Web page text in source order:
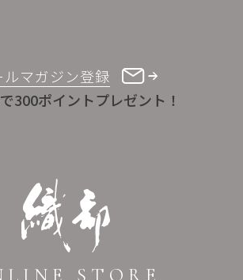
ルマガジン登録
300ポイントプレゼント！